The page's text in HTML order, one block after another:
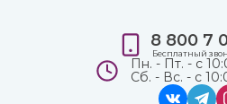
8 800 7
Бесплатный
Пн. - Пт. - с
Сб. - Вс. - с